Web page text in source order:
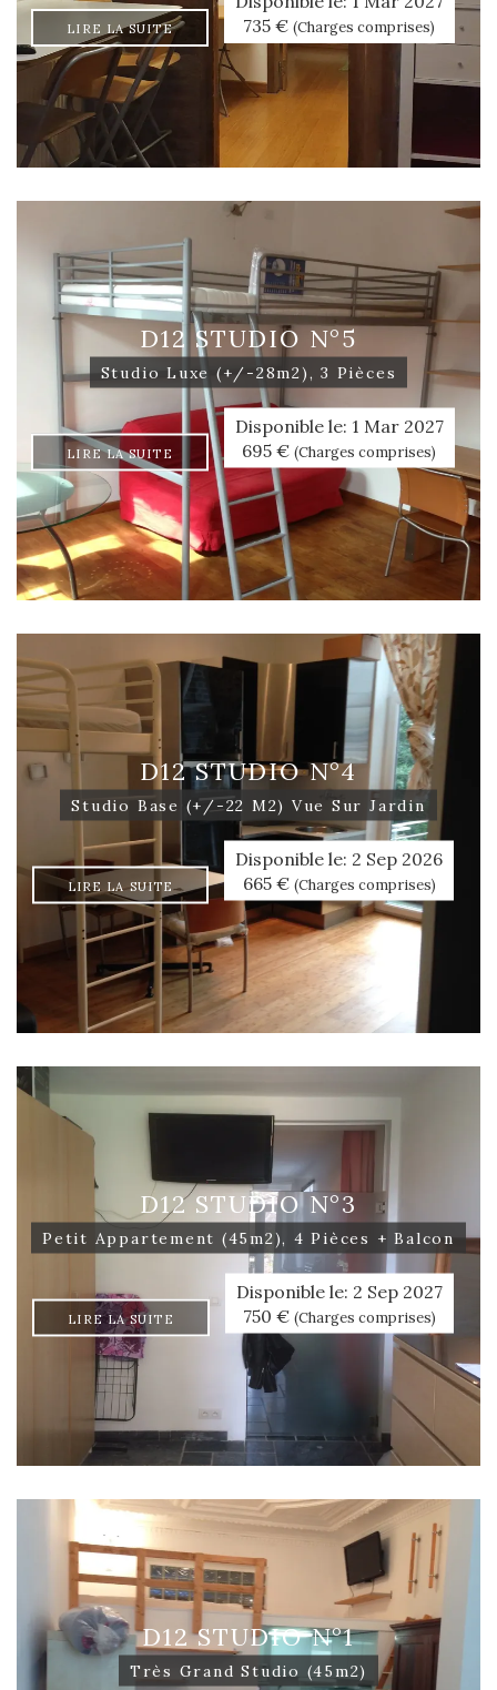
LIRE LA SUITE
735 €(Charges comprises)
D12 STUDIO N°5
Studio Luxe (+/-28m2), 3 Pièces
LIRE LA SUITE
Disponible le: 1 Mar 2027
695 €(Charges comprises)
D12 STUDIO N°4
Studio Base (+/-22 M2) Vue Sur Jardin
LIRE LA SUITE
Disponible le: 2 Sep 2026
665 € (Charges comprises)
D12 STUDIO N°3
Petit Appartement (45m2), 4 Pièces + Balcon
LIRE LA SUITE
Disponible le: 2 Sep 2027
750 € (Charges comprises)
D12 STUDIO N°1
Très Grand Studio (45m2)